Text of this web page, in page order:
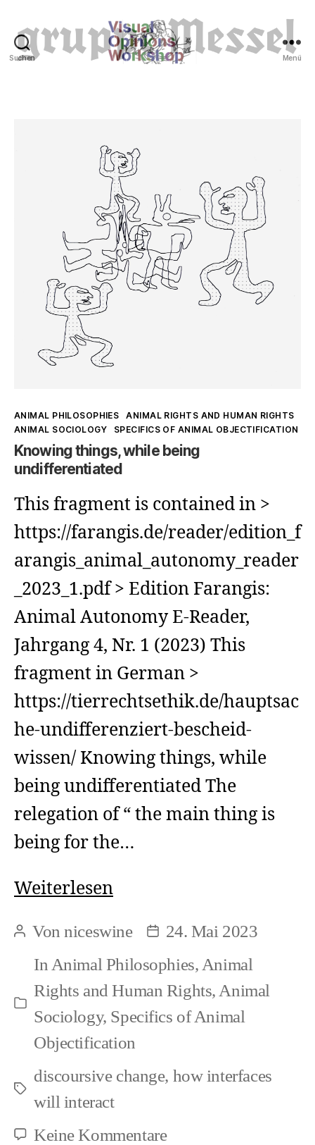
Suchen Menü
Kategorien
ANIMAL PHILOSOPHIES
ANIMAL RIGHTS AND HUMAN RIGHTS
ANIMAL SOCIOLOGY
SPECIFICS OF ANIMAL OBJECTIFICATION
Knowing things, while being
undifferentiated
This fragment is contained in >
https://farangis.de/reader/edition_f
arangis_animal_autonomy_reader
_2023_1.pdf > Edition Farangis:
Animal Autonomy E-Reader,
Jahrgang 4, Nr. 1 (2023) This
fragment in German >
https://tierrechtsethik.de/hauptsac
he-undifferenziert-bescheid-
wissen/ Knowing things, while
being undifferentiated The
relegation of “ the main thing is
being for the…
WeiterlesenKnowing
while
being
undifferentiated
Beitragsautor
Vonniceswine Beitragsdatum
24. Mai 2023
Kategorien
In Animal Philosophies, Animal
Rights and Human Rights, Animal
Sociology, Specifics of Animal
Objectification
Schlagwörter
discoursive change, how interfaces
will interact
Keine Kommentarezu